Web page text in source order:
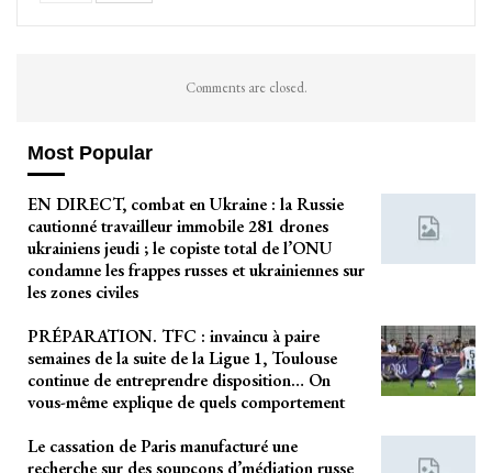
Comments are closed.
Most Popular
EN DIRECT, combat en Ukraine : la Russie
cautionné travailleur immobile 281 drones
ukrainiens jeudi ; le copiste total de l’ONU
condamne les frappes russes et ukrainiennes sur
les zones civiles
PRÉPARATION. TFC : invaincu à paire
semaines de la suite de la Ligue 1, Toulouse
continue de entreprendre disposition… On
vous-même explique de quels comportement
Le cassation de Paris manufacturé une
recherche sur des soupçons d’médiation russe